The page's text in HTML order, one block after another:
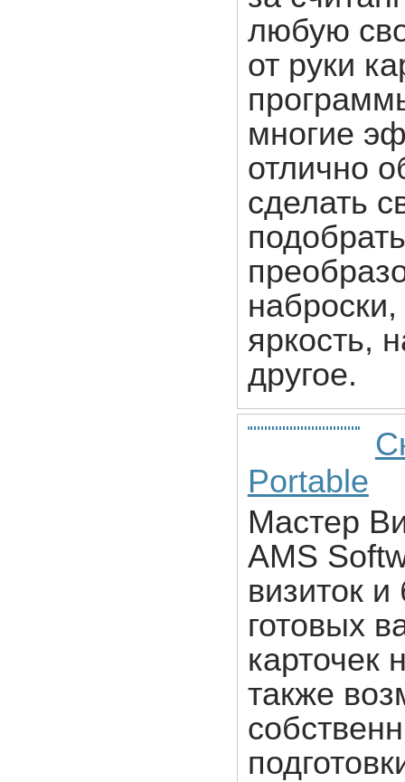
любую
от руки
многие
отлично
сделать
наброски,
яркость,
другое.
Portable
Мастер
AMS
визиток
готовых
карточек
также